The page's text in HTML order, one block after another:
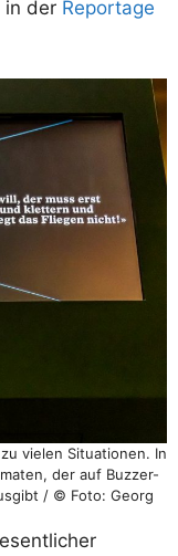
in der Reportage
vielen Situationen. In
der auf Buzzer-
/ © Foto: Georg